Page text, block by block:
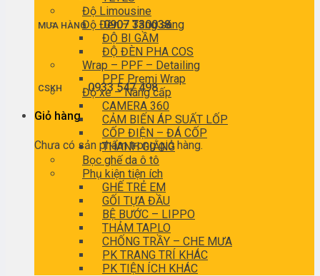
MUA HÀNG0907 330038
CSKH0933 547 498
Giỏ hàng
Chưa có sản phẩm trong giỏ hàng.
Độ Limousine
Độ Đèn – Tăng sáng
ĐỘ BI GẦM
ĐỘ ĐÈN PHA COS
Wrap – PPF – Detailing
PPF Premi Wrap
Độ xe – Nâng cấp
CAMERA 360
CẢM BIẾN ÁP SUẤT LỐP
CỐP ĐIỆN – ĐÁ CỐP
THANH GIẰNG
Bọc ghế da ô tô
Phụ kiện tiện ích
GHẾ TRẺ EM
GỐI TỰA ĐẦU
BỆ BƯỚC – LIPPO
THẢM TAPLO
CHỐNG TRẦY – CHE MƯA
PK TRANG TRÍ KHÁC
PK TIỆN ÍCH KHÁC